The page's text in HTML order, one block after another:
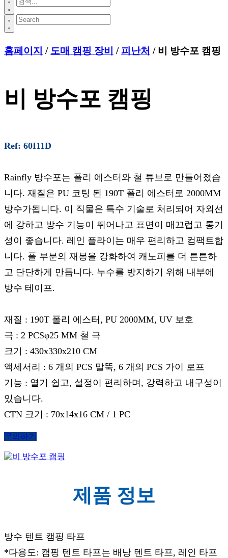
홈페이지 / 도매 캠핑 장비 / 피난처 / 비 방수포 캠핑
비 방수포 캠핑
Ref: 60I11D
Rainfly 방수포는 폴리 에스터와 철 튜브로 만들어졌습
니다. 재질은 PU 코팅 된 190T 폴리 에스터로 2000MM
방수가됩니다. 이 직물은 특수 기술로 처리되어 자외선
에 강하고 방수 기능이 뛰어나고 표면이 매끄럽고 통기
성이 좋습니다. 레인 플라이는 매우 편리하고 컴팩트합
니다. 폴 부분의 재봉을 강화하여 캐노피를 더 튼튼하
고 단단하게 만듭니다. 누수를 방지하기 위해 내부에
방수 테이프.
재질 : 190T 폴리 에스터, PU 2000MM, UV 보호
극 : 2 PCSφ25 MM 철 극
크기 : 430x330x210 CM
액세서리 : 6 개의 PCS 말뚝, 6 개의 PCS 가이 로프
기능 : 열기 쉽고, 설정이 편리하며, 강력하고 내구성이
있습니다.
CTN 크기 : 70x14x16 CM / 1 PC
문의하기
제품 정보
방수 텐트 캠핑 타프
*다용도: 캠핑 텐트 타프는 배낭 텐트 타프, 레인 타프